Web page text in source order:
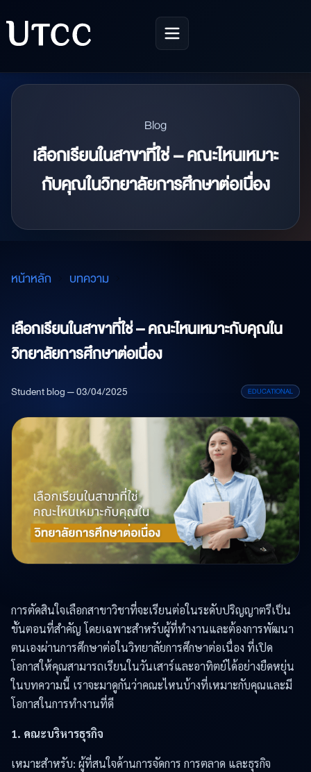
Blog
เลือกเรียนในสาขาที่ใช่ – คณะไหนเหมาะ
กับคุณในวิทยาลัยการศึกษาต่อเนื่อง
หน้าหลัก บทความ
เลือกเรียนในสาขาที่ใช่ – คณะไหนเหมาะกับคุณใน
วิทยาลัยการศึกษาต่อเนื่อง
Student blog — 03/04/2025 EDUCATIONAL
การตัดสินใจเลือกสาขาวิชาที่จะเรียนต่อในระดับปริญญาตรีเป็น
ขั้นตอนที่สำคัญ โดยเฉพาะสำหรับผู้ที่ทำงานและต้องการพัฒนา
ตนเองผ่านการศึกษาต่อในวิทยาลัยการศึกษาต่อเนื่อง ที่เปิด
โอกาสให้คุณสามารถเรียนในวันเสาร์และอาทิตย์ได้อย่างยืดหยุ่น
ในบทความนี้ เราจะมาดูกันว่าคณะไหนบ้างที่เหมาะกับคุณและมี
โอกาสในการทำงานที่ดี
1. คณะบริหารธุรกิจ
เหมาะสำหรับ: ผู้ที่สนใจด้านการจัดการ การตลาด และธุรกิจ